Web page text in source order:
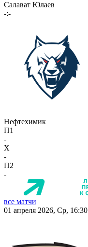
Салават Юлаев
-:-
Нефтехимик
П1
-
X
-
П2
-
все матчи
01 апреля 2026, Ср, 16:30